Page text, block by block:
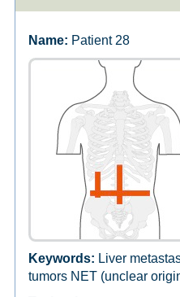
Patient 28
Liver
tumors NET (unclear